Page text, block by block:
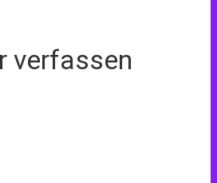
verfassen